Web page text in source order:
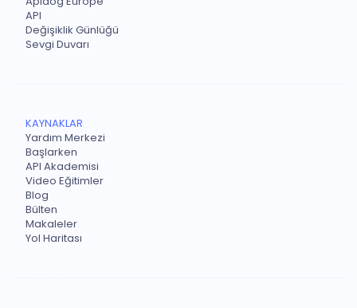
API
Değişiklik Günlüğü
Sevgi Duvarı
KAYNAKLAR
Yardım Merkezi
Başlarken
API Akademisi
Video Eğitimler
Blog
Bülten
Makaleler
Yol Haritası